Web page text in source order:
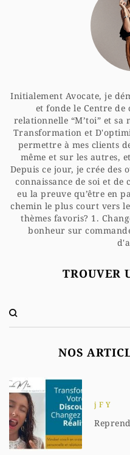
Initialement Avocate, je
et fonde le Centre de
relationnelle “M’toi” et sa
Transformation et
permettre à mes clients
même et sur les autres,
Depuis ce jour, je crée des
connaissance de soi et
eu la preuve qu’être en
chemin le plus court vers
thèmes favoris? 1.
bonheur sur
TROUVER
NOS
j F Y